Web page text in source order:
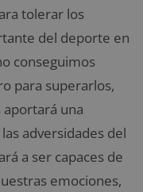
tolerar los
del deporte en
conseguimos
para superarlos,
una
adversidades del
a ser capaces de
emociones,